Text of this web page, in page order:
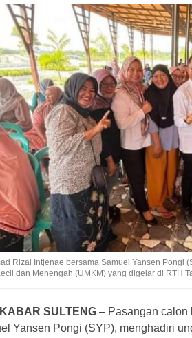
Rizal Intjenae bersama Samuel Yansen Pongi
dan Menengah (UMKM) yang digelar di RTH
SULTENG – Pasangan calon
Yansen Pongi (SYP), menghadiri